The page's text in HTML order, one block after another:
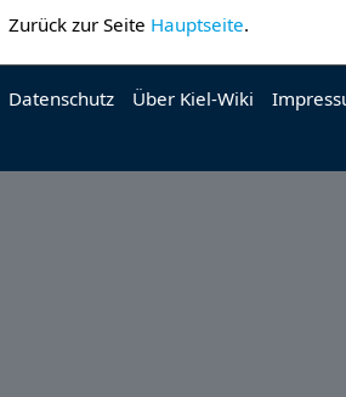
Zurück zur Seite Hauptseite.
Datenschutz Über Kiel-Wiki